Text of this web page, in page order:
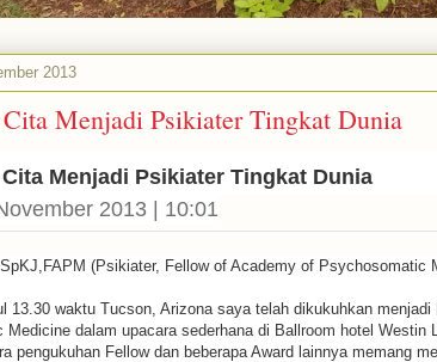
2013
Menjadi Psikiater Tingkat Dunia
Menjadi Psikiater Tingkat Dunia
2013 | 10:01
(Psikiater, Fellow of Academy of Psychosomatic
13.30 waktu Tucson, Arizona saya telah dikukuhkan menjadi
Medicine dalam upacara sederhana di Ballroom hotel Westin
pengukuhan Fellow dan beberapa Award lainnya memang